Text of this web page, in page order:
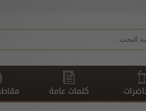
كلمات عامة